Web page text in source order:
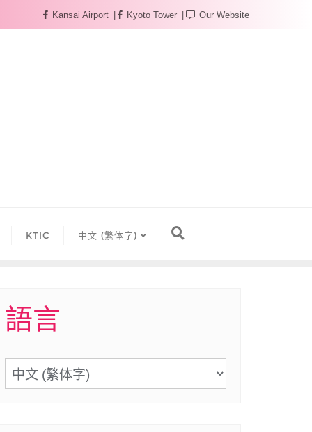
Kansai Airport Kyoto Tower Our Website
KTIC 中文 (繁体字)
語言
語
言